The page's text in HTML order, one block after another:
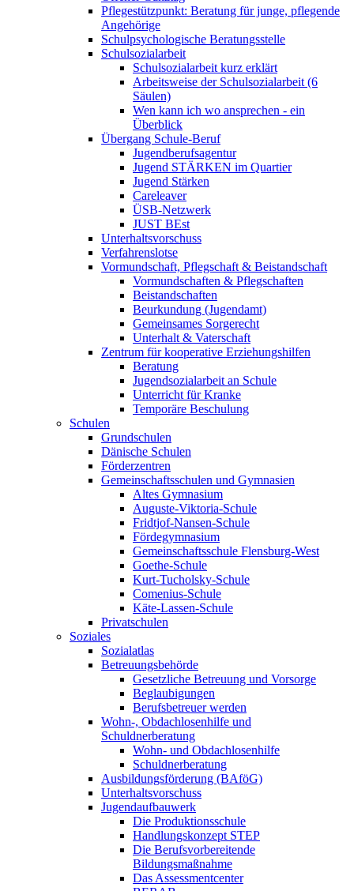
Pflegestützpunkt: Beratung für junge, pflegende
Angehörige
Schulpsychologische Beratungsstelle
Schulsozialarbeit
Schulsozialarbeit kurz erklärt
Arbeitsweise der Schulsozialarbeit (6
Säulen)
Wen kann ich wo ansprechen - ein
Überblick
Übergang Schule-Beruf
Jugendberufsagentur
Jugend STÄRKEN im Quartier
Jugend Stärken
Careleaver
ÜSB-Netzwerk
JUST BEst
Unterhaltsvorschuss
Verfahrenslotse
Vormundschaft, Pflegschaft & Beistandschaft
Vormundschaften & Pflegschaften
Beistandschaften
Beurkundung (Jugendamt)
Gemeinsames Sorgerecht
Unterhalt & Vaterschaft
Zentrum für kooperative Erziehungshilfen
Beratung
Jugendsozialarbeit an Schule
Unterricht für Kranke
Temporäre Beschulung
Schulen
Grundschulen
Dänische Schulen
Förderzentren
Gemeinschaftsschulen und Gymnasien
Altes Gymnasium
Auguste-Viktoria-Schule
Fridtjof-Nansen-Schule
Fördegymnasium
Gemeinschaftsschule Flensburg-West
Goethe-Schule
Kurt-Tucholsky-Schule
Comenius-Schule
Käte-Lassen-Schule
Privatschulen
Soziales
Sozialatlas
Betreuungsbehörde
Gesetzliche Betreuung und Vorsorge
Beglaubigungen
Berufsbetreuer werden
Wohn-, Obdachlosenhilfe und
Schuldnerberatung
Wohn- und Obdachlosenhilfe
Schuldnerberatung
Ausbildungsförderung (BAföG)
Unterhaltsvorschuss
Jugendaufbauwerk
Die Produktionsschule
Handlungskonzept STEP
Die Berufsvorbereitende
Bildungsmaßnahme
Das Assessmentcenter